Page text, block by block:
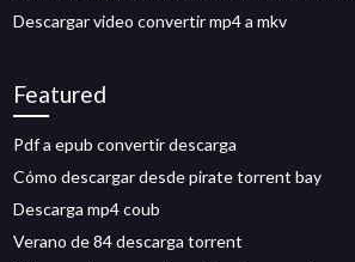
Descargar video convertir mp4 a mkv
Featured
Pdf a epub convertir descarga
Cómo descargar desde pirate torrent bay
Descarga mp4 coub
Verano de 84 descarga torrent